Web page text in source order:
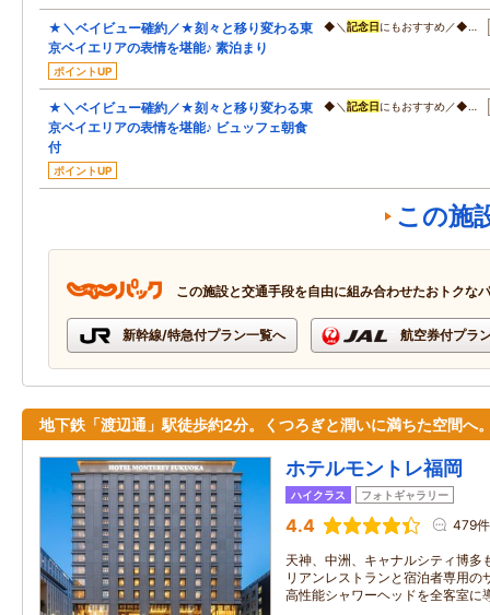
★＼ベイビュー確約／★刻々と移り変わる東
京ベイエリアの表情を堪能♪ 素泊まり
ポイントUP
◆＼ 記念日 にもおすすめ／◆…
★＼ベイビュー確約／★刻々と移り変わる東
京ベイエリアの表情を堪能♪ ビュッフェ朝食
付
ポイントUP
◆＼ 記念日 にもおすすめ／◆…
この施
この施設と交通手段を自由に組み合わせたおトクな
新幹線/特急付プラン一覧へ 航空券付プラ
地下鉄「渡辺通」駅徒歩約2分。くつろぎと潤いに満ちた空間へ
ホテルモントレ福岡
ハイクラス フォトギャラリー
4.4 479件
天神、中洲、キャナルシティ博多
リアンレストランと宿泊者専用の
高性能シャワーヘッドを全客室に